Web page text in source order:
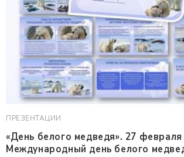
ПРЕЗЕНТАЦИИ
«День белого медведя». 27
Международный день белого